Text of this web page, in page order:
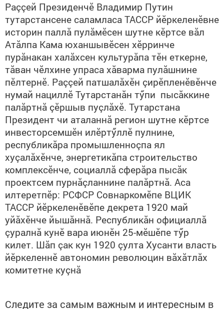
Раççей Президенчӗ Владимир Путин
тутарстансене саламласа ТАССР йӗркеленӗвне
историн паллă пулăмӗсен шутне кӗртсе вăл
Атăлпа Кама юханшывӗсен хӗрринче
пурăнакан халăхсен культурăпа тӗн еткерне,
тăван чӗлхине упраса хăварма пулăшнине
пӗлтернӗ. Раççей патшалăхӗн çирӗпленӗвӗнче
нумай нациллӗ Тутарстанăн тӳпи пысăккине
палăртнă çӗршыв пуçлăхӗ. Тутарстана
Президент чи аталаннă регион шутне кӗртсе
инвесторсемшӗн илӗртӳллӗ пулнине,
республикăра промышленноçпа ял
хуçалăхӗнче, энергетикăпа строительство
комплексӗнче, социаллă сферăра пысăк
проектсем пурнăçланнине палăртнă. Аса
илтеретпӗр: РСФСР Совнаркомӗпе ВЦИК
ТАССР йӗркеленӗвӗпе декрета 1920 май
уйăхӗнче йышăннă. Республикăн официаллă
çуралнă кунӗ вара июнӗн 25-мӗшӗпе тӳр
килет. Шăп çак кун 1920 çулта Хусанти власть
йӗркеленнӗ автономин революцин вăхăтлăх
комитетне куçнă
Следите за самым важным и интересным в